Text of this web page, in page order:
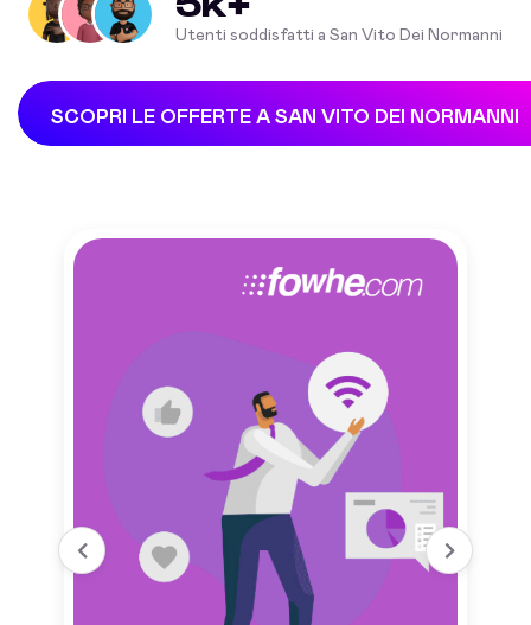
Utenti soddisfatti a San Vito Dei Normanni
SCOPRI LE OFFERTE A SAN VITO DEI NORMANNI